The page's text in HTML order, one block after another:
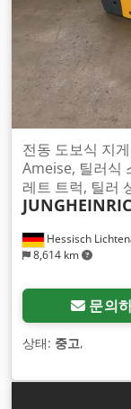
Hessisch
8,614 km
전동 도보식 지
Ameise, 틸러식
레트 트럭, 틸러
문의
상태: 중고,